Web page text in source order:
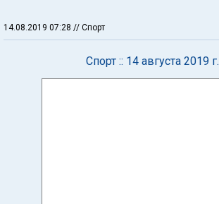
14.08.2019 07:28 // Спорт
Спорт :: 14 августа 2019 г.